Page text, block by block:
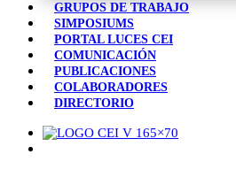
GRUPOS DE TRABAJO
SIMPOSIUMS
PORTAL LUCES CEI
COMUNICACIÓN
PUBLICACIONES
COLABORADORES
DIRECTORIO